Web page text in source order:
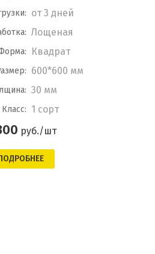
от 3 дней
Лощеная
Квадрат
600*600 мм
30 мм
Класс: 1 сорт
руб./шт